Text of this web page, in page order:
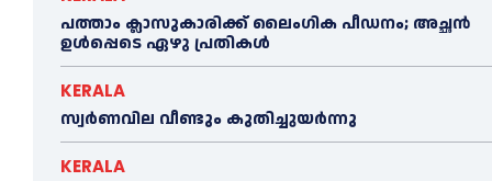
പത്താം ക്ലാസുകാരിക്ക് ലൈംഗിക പീഡനം; അച്ഛന്‍
ഉള്‍പ്പെടെ ഏഴു പ്രതികള്‍
KERALA
സ്വർണവില വീണ്ടും കുതിച്ചുയർന്നു
KERALA